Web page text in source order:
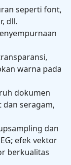
seperti font,
dll.
warna pada
dokumen
seragam,
dan
efek vektor
berkualitas